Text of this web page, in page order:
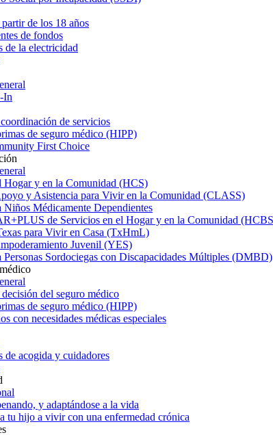
de los 18 años
de fondos
de la electricidad
In
de servicios
de seguro médico (HIPP)
First Choice
Hogar y en la Comunidad (HCS)
y Asistencia para Vivir en la Comunidad (CLASS)
Niños Médicamente Dependientes
de Servicios en el Hogar y en la Comunidad
para Vivir en Casa (TxHmL)
Juvenil (YES)
Personas Sordociegas con Discapacidades Múltiples (DMBD)
del seguro médico
de seguro médico (HIPP)
con necesidades médicas especiales
de acogida y cuidadores
y adaptándose a la vida
tu hijo a vivir con una enfermedad crónica